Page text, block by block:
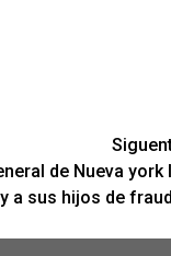
de Nueva york
a sus hijos de